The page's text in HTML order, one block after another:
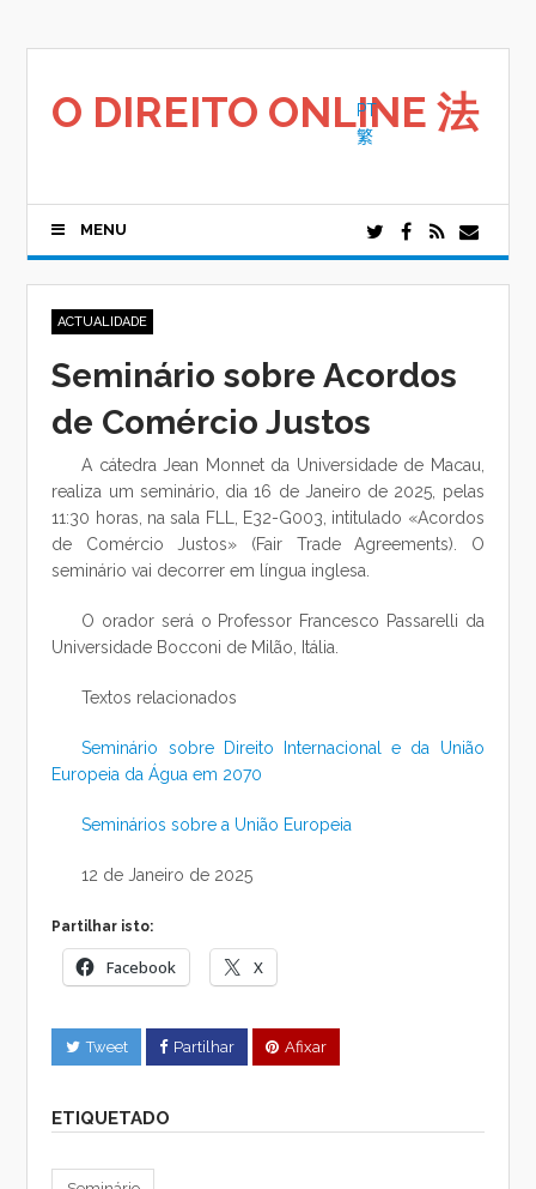
O DIREITO ONLINE 法
PT
繁
MENU
ACTUALIDADE
Seminário sobre Acordos
de Comércio Justos
A cátedra Jean Monnet da Universidade de Macau,
realiza um seminário, dia 16 de Janeiro de 2025, pelas
11:30 horas, na sala FLL, E32-G003, intitulado «Acordos
de Comércio Justos» (Fair Trade Agreements). O
seminário vai decorrer em língua inglesa.
O orador será o Professor Francesco Passarelli da
Universidade Bocconi de Milão, Itália.
Textos relacionados
Seminário sobre Direito Internacional e da União
Europeia da Água em 2070
Seminários sobre a União Europeia
12 de Janeiro de 2025
Partilhar isto:
Facebook X
Tweet Partilhar Afixar
ETIQUETADO